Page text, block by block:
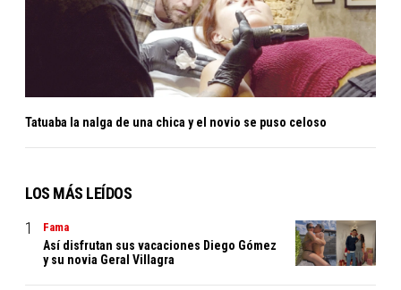
Tatuaba la nalga de una chica y el novio se puso celoso
LOS MÁS LEÍDOS
Fama
Así disfrutan sus vacaciones Diego Gómez
y su novia Geral Villagra